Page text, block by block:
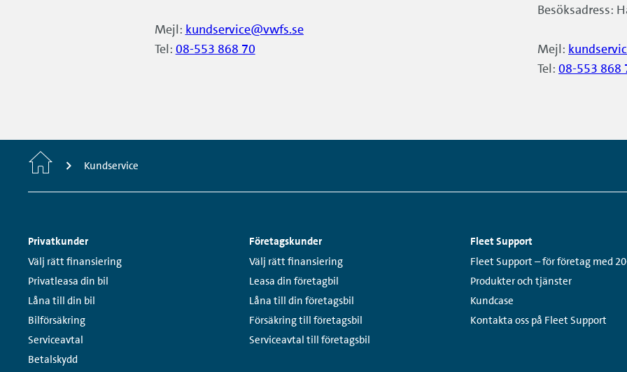
Mejl: kundservice@vwfs.se
Tel: 08-553 868 70
Besöksadress:
Mejl:
Tel: 08-553 868
StartsidaKundservice
Sidfotsmeny
Privatkunder
Links:
Välj rätt finansiering
Privatleasa din bil
Låna till din bil
Bilförsäkring
Serviceavtal
Betalskydd
Företagskunder
Links:
Välj rätt finansiering
Leasa din företagbil
Låna till din företagsbil
Försäkring till företagsbil
Serviceavtal till företagsbil
Fleet Support
Links:
Fleet Support – för företag med
Produkter och tjänster
Kundcase
Kontakta oss på Fleet Support